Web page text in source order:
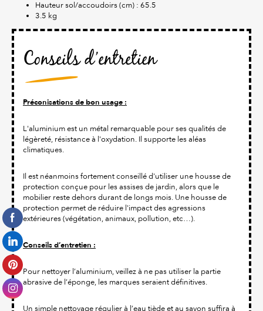
Hauteur sol/accoudoirs (cm) : 65.5
3.5 kg
Conseils d’entretien
Préconisations de bon usage :
L'aluminium est un métal remarquable pour ses qualités de
légèreté, résistance à l'oxydation. Il supporte les aléas
climatiques.
Il est néanmoins fortement conseillé d'utiliser une housse de
protection conçue pour les assises de jardin, alors que le
mobilier reste dehors durant de longs mois. Une housse de
protection permet de réduire l'impact des agressions
extérieures (végétation, animaux, pollution, etc…).
Conseils d’entretien :
Pour nettoyer l’aluminium, veillez à ne pas utiliser la partie
abrasive de l’éponge, les marques seraient définitives.
Un simple nettoyage régulier à l’eau tiède et au savon suffira à